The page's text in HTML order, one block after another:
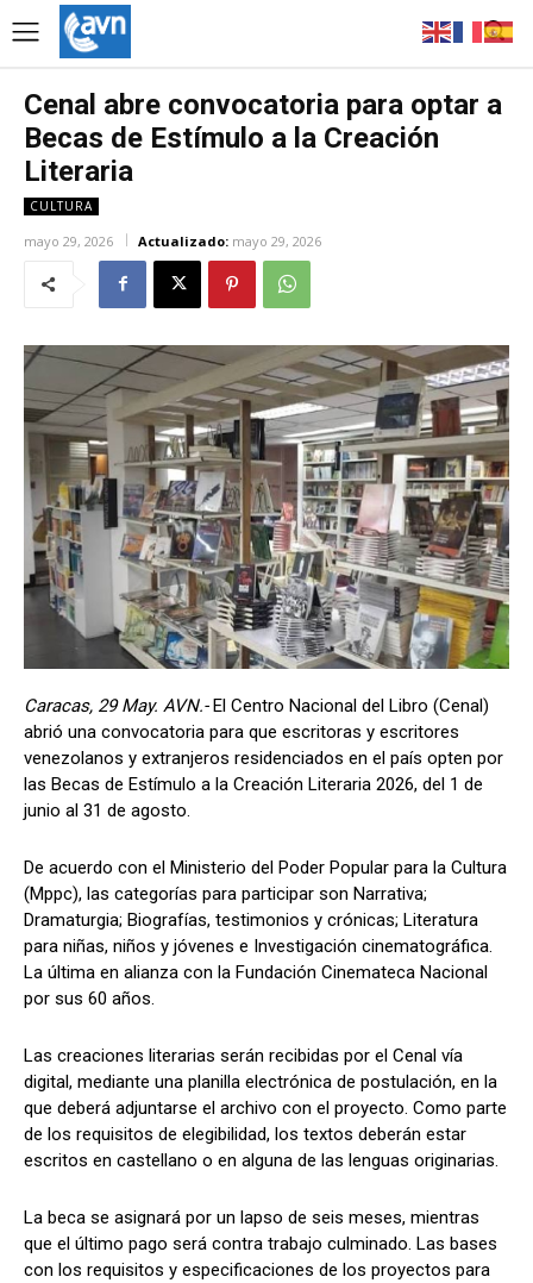
Cenal abre convocatoria para optar a
Becas de Estímulo a la Creación
Literaria
CULTURA
mayo 29, 2026 Actualizado: mayo 29, 2026
Caracas, 29 May. AVN.-El Centro Nacional del Libro (Cenal)
abrió una convocatoria para que escritoras y escritores
venezolanos y extranjeros residenciados en el país opten por
las Becas de Estímulo a la Creación Literaria 2026, del 1 de
junio al 31 de agosto.
De acuerdo con el Ministerio del Poder Popular para la Cultura
(Mppc), las categorías para participar son Narrativa;
Dramaturgia; Biografías, testimonios y crónicas; Literatura
para niñas, niños y jóvenes e Investigación cinematográfica.
La última en alianza con la Fundación Cinemateca Nacional
por sus 60 años.
Las creaciones literarias serán recibidas por el Cenal vía
digital, mediante una planilla electrónica de postulación, en la
que deberá adjuntarse el archivo con el proyecto. Como parte
de los requisitos de elegibilidad, los textos deberán estar
escritos en castellano o en alguna de las lenguas originarias.
La beca se asignará por un lapso de seis meses, mientras
que el último pago será contra trabajo culminado. Las bases
con los requisitos y especificaciones de los proyectos para